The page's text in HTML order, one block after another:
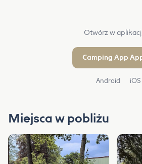
Otwórz w
Camping App
Android iOS
Miejsca w pobliżu